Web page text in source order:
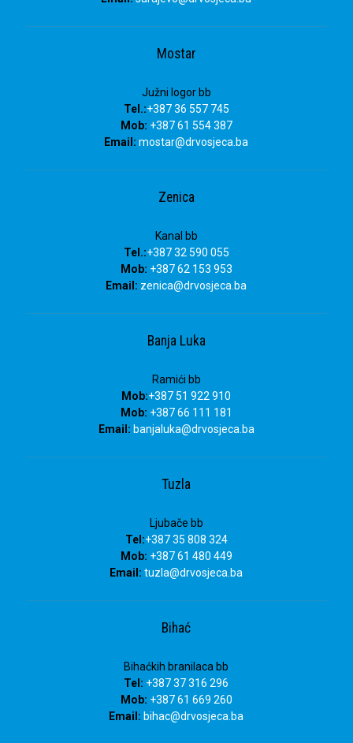
Mostar
Južni logor bb
Tel.:+387 36 557 745
Mob: +387 61 554 387
Email: mostar@drvosjeca.ba
Zenica
Kanal bb
Tel.:+387 32 590 055
Mob: +387 62 153 953
Email: zenica@drvosjeca.ba
Banja Luka
Ramići bb
Mob:+387 51 922 910
Mob: +387 66 111 181
Email: banjaluka@drvosjeca.ba
Tuzla
Ljubače bb
Tel:+387 35 808 324
Mob: +387 61 480 449
Email: tuzla@drvosjeca.ba
Bihać
Bihaćkih branilaca bb
Tel: +387 37 316 296
Mob: +387 61 669 260
Email: bihac@drvosjeca.ba